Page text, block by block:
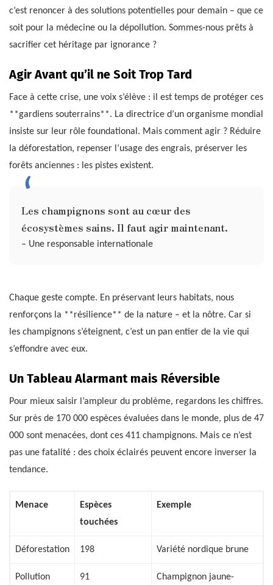
c’est renoncer à des solutions potentielles pour demain – que ce
soit pour la médecine ou la dépollution. Sommes-nous prêts à
sacrifier cet héritage par ignorance ?
Agir Avant qu’il ne Soit Trop Tard
Face à cette crise, une voix s’élève : il est temps de protéger ces
**gardiens souterrains**. La directrice d’un organisme mondial
insiste sur leur rôle foundational. Mais comment agir ? Réduire
la déforestation, repenser l’usage des engrais, préserver les
forêts anciennes : les pistes existent.
Les champignons sont au cœur des
écosystèmes sains. Il faut agir maintenant.
– Une responsable internationale
Chaque geste compte. En préservant leurs habitats, nous
renforçons la **résilience** de la nature – et la nôtre. Car si
les champignons s’éteignent, c’est un pan entier de la vie qui
s’effondre avec eux.
Un Tableau Alarmant mais Réversible
Pour mieux saisir l’ampleur du problème, regardons les chiffres.
Sur près de 170 000 espèces évaluées dans le monde, plus de 47
000 sont menacées, dont ces 411 champignons. Mais ce n’est
pas une fatalité : des choix éclairés peuvent encore inverser la
tendance.
Menace
Espèces
touchées
Exemple
Déforestation 198 Variété nordique brune
Pollution 91
Champignon jaune-